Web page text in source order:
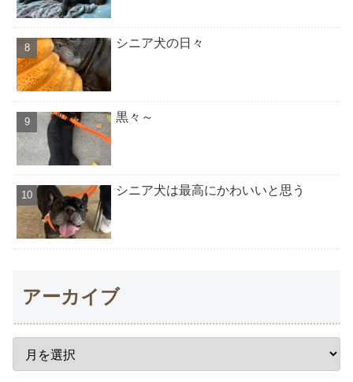
シニア犬の日々
黒々～
シニア犬は最高にかわいいと思う
アーカイブ